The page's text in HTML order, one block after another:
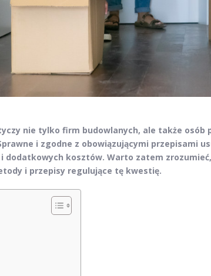
nie tylko firm budowlanych, ale także osób
i zgodne z obowiązującymi przepisami
dodatkowych kosztów. Warto zatem
i przepisy regulujące tę kwestię.